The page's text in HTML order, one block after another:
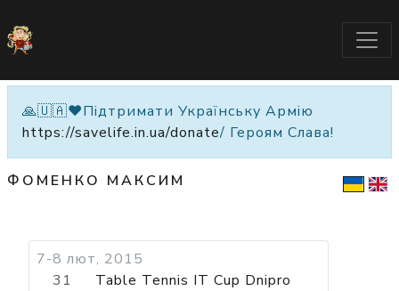
🙏🇺🇦❤️Підтримати Українську Армію
https://savelife.in.ua/donate/ Героям Слава!
ФОМЕНКО МАКСИМ
7-8 лют, 2015
31
Table Tennis IT Cup Dnipro